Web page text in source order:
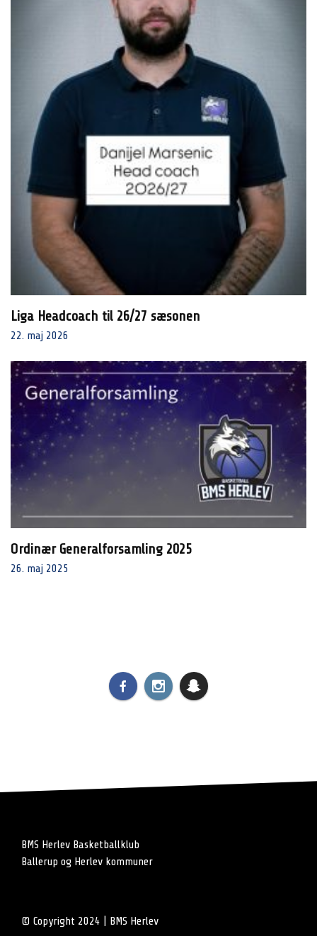
Liga Headcoach til 26/27 sæsonen
22. maj 2026
Ordinær Generalforsamling 2025
26. maj 2025
BMS Herlev Basketballklub
Ballerup og Herlev kommuner
© Copyright 2024 | BMS Herlev